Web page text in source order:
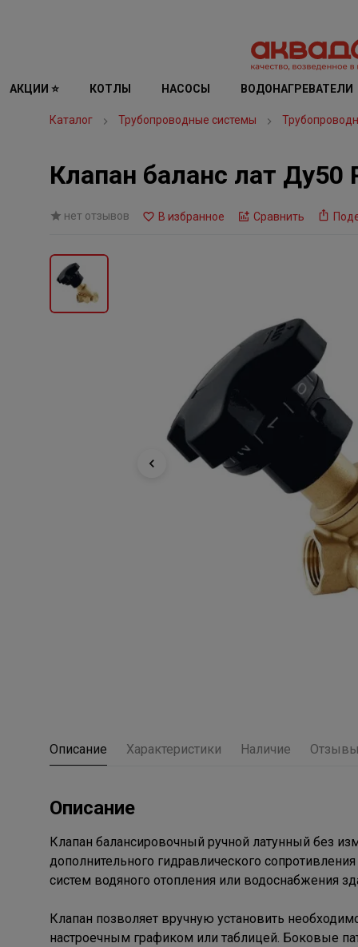
АКЦИИ ⭐ КОТЛЫ НАСОСЫ ВОДОНАГРЕВАТЕЛИ
Каталог Трубопроводные системы
Клапан баланс лат
нет отзывов В избранное Сравнить
Описание Характеристики Наличие Отзывы
Описание
Клапан балансировочный ручной латунный без
дополнительного гидравлического
систем водяного отопления или водоснабжения
Клапан позволяет вручную установить
настроечным графиком или таблицей. Боковые